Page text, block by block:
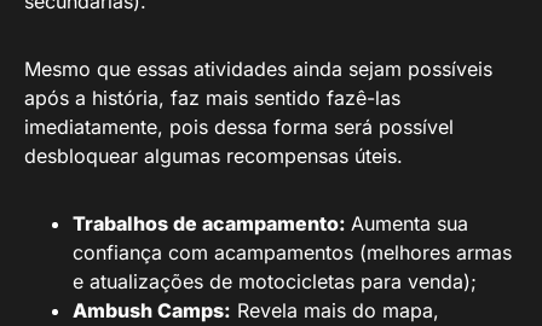
Mesmo que essas atividades ainda sejam possíveis
após a história, faz mais sentido fazê-las
imediatamente, pois dessa forma será possível
desbloquear algumas recompensas úteis.
Trabalhos de acampamento: Aumenta sua
confiança com acampamentos (melhores armas
e atualizações de motocicletas para venda);
Ambush Camps: Revela mais do mapa,